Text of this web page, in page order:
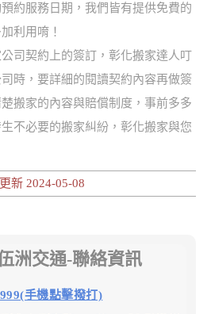
約服務日期，我們皆有提供免費的
利用唷！
司契約上的簽訂，彰化搬家達人叮
時，要詳細的閱讀契約內容再做簽
搬家的內容與賠償制度，事前多多
不必要的搬家糾紛，彰化搬家與您
新 2024-05-08
洲交通-聯絡資訊
手機點擊撥打)